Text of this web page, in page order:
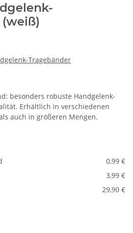
Tragebänder
besonders robuste Handgelenk-
Erhältlich in verschiedenen
auch in größeren Mengen.
0,99 €
3,99 €
29,90 €